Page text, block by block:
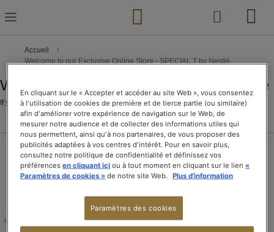
to
Content
Accueil
Welcome to our Exclusive Online Store - SPECIAL.T by Nestlé
Welcome to our Exclusive Online Store
If you are a registered member, pleasesign in here.
du lundi au vendredi,
de 08h00 à 18h00
AVANTAGES
T.CLUB
Découvrez-les vite !
LIVRAISON
OFFERTE
dès 15 boîtes de thé
ou pour l'achat d'une
En cliquant sur le « Accepter et accéder au site Web », vous consentez
à l'utilisation de cookies de première et de tierce partie (ou similaire)
afin d'améliorer votre expérience de navigation sur le Web, de
mesurer notre audience et de collecter des informations utiles qui
nous permettent, ainsi qu'à nos partenaires, de vous proposer des
publicités adaptées à vos centres d'intérêt. Pour en savoir plus,
consultez notre politique de confidentialité et définissez vos
préférencesen cliquant ici ou à tout moment en cliquant sur le lien«
Paramètres de cookies » de notre site Web. Plus d'information
Paramètres des cookies